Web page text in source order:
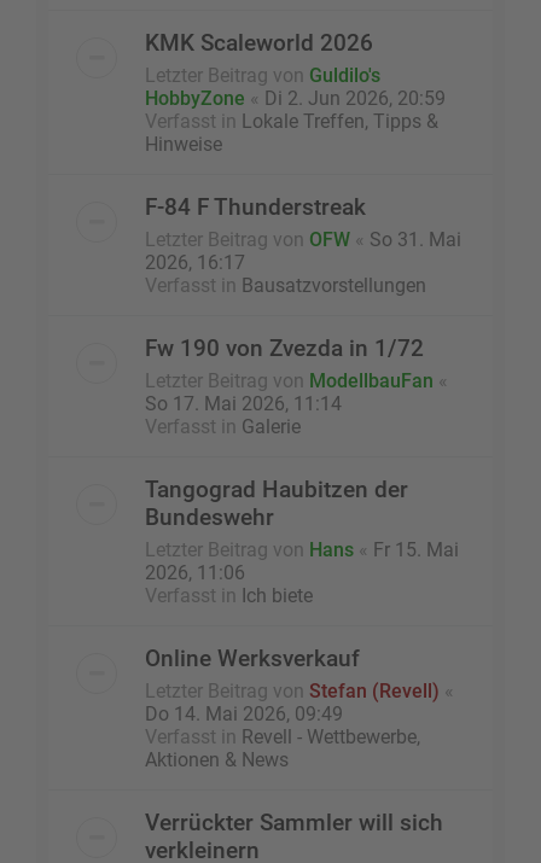
KMK Scaleworld 2026
Letzter Beitrag von Guldilo's
HobbyZone « Di 2. Jun 2026, 20:59
Verfasst in Lokale Treffen, Tipps &
Hinweise
F-84 F Thunderstreak
Letzter Beitrag von OFW « So 31. Mai
2026, 16:17
Verfasst in Bausatzvorstellungen
Fw 190 von Zvezda in 1/72
Letzter Beitrag von ModellbauFan «
So 17. Mai 2026, 11:14
Verfasst in Galerie
Tangograd Haubitzen der
Bundeswehr
Letzter Beitrag von Hans « Fr 15. Mai
2026, 11:06
Verfasst in Ich biete
Online Werksverkauf
Letzter Beitrag von Stefan (Revell) «
Do 14. Mai 2026, 09:49
Verfasst in Revell - Wettbewerbe,
Aktionen & News
Verrückter Sammler will sich
verkleinern